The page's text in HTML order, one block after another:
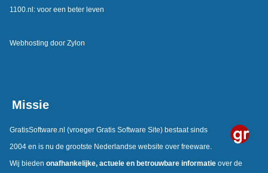
1100.nl: voor een beter leven
Webhosting door Zylon
Missie
GratisSoftware.nl (vroeger Gratis Software Site) bestaat sinds
2004 en is nu de grootste Nederlandse website over freeware.
Wij bieden onafhankelijke, actuele en betrouwbare informatieover de